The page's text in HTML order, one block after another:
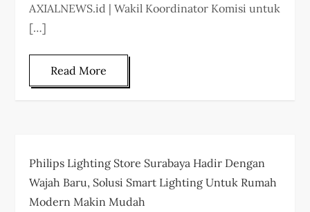
AXIALNEWS.id | Wakil Koordinator Komisi untuk
[…]
Read More
Philips Lighting Store Surabaya Hadir Dengan
Wajah Baru, Solusi Smart Lighting Untuk Rumah
Modern Makin Mudah